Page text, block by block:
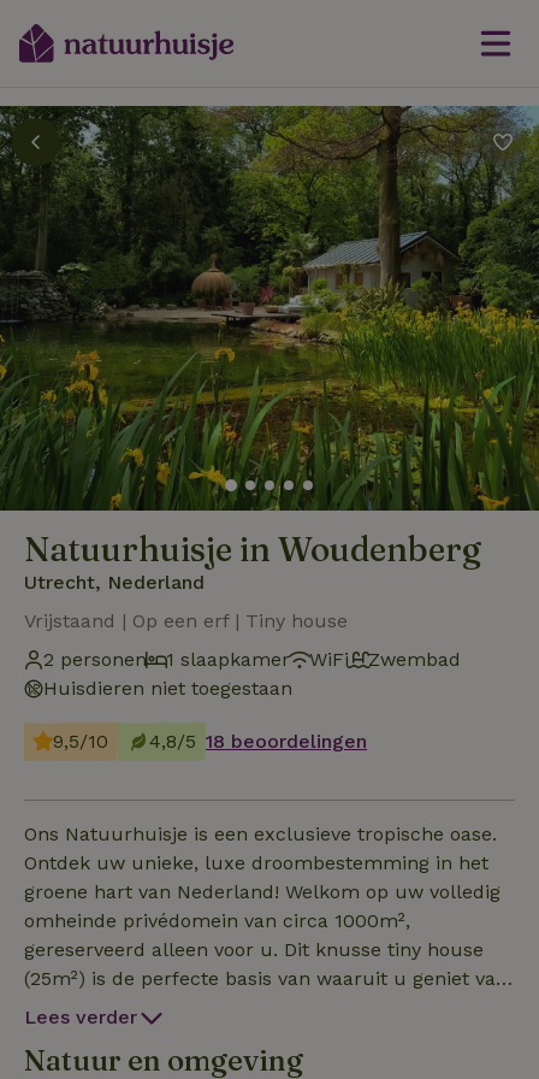
Natuurhuisje in Woudenberg
Utrecht, Nederland
Vrijstaand | Op een erf | Tiny house
2 personen
1 slaapkamer WiFi
Zwembad
Huisdieren niet toegestaan
9,5/10 4,8/5 18 beoordelingen
Ons Natuurhuisje is een exclusieve tropische oase.
Ontdek uw unieke, luxe droombestemming in het
groene hart van Nederland! Welkom op uw volledig
omheinde privédomein van circa 1000m²,
gereserveerd alleen voor u. Dit knusse tiny house
(25m²) is de perfecte basis van waaruit u geniet van
de gehele oase; het is exclusief voor u alleen! Ervaar
in de natuurlijke zwemvijver met rustgevende
Lees verder
Natuur en omgeving